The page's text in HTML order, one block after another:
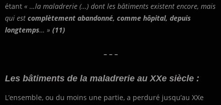
étant « …la maladrerie (…) dont les bâtiments existent encore, mais
qui est complètement abandonné, comme hôpital, depuis
longtemps… » (11)
– – –
Les bâtiments de la maladrerie au XXe siècle :
L’ensemble, ou du moins une partie, a perduré jusqu’au XXe